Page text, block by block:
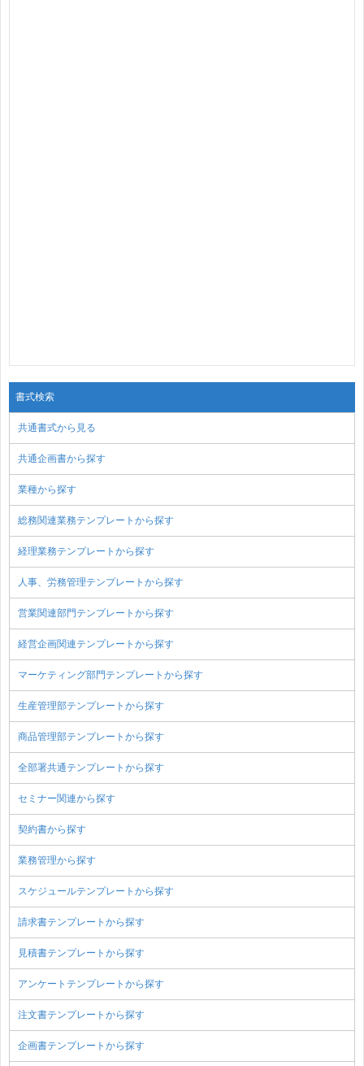
書式検索
共通書式から見る
共通企画書から探す
業種から探す
総務関連業務テンプレートから探す
経理業務テンプレートから探す
人事、労務管理テンプレートから探す
営業関連部門テンプレートから探す
経営企画関連テンプレートから探す
マーケティング部門テンプレートから探す
生産管理部テンプレートから探す
商品管理部テンプレートから探す
全部署共通テンプレートから探す
セミナー関連から探す
契約書から探す
業務管理から探す
スケジュールテンプレートから探す
請求書テンプレートから探す
見積書テンプレートから探す
アンケートテンプレートから探す
注文書テンプレートから探す
企画書テンプレートから探す